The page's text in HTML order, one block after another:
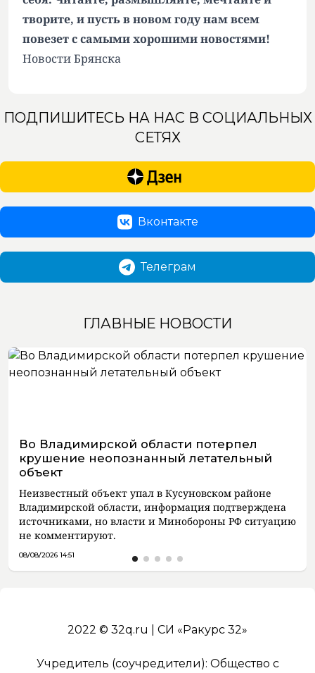
творите, и пусть в новом году нам всем
повезет с самыми хорошими новостями!
Новости Брянска
ПОДПИШИТЕСЬ НА НАС В СОЦИАЛЬНЫХ
СЕТЯХ
Вконтакте
Телеграм
ГЛАВНЫЕ НОВОСТИ
Во Владимирской области потерпел
крушение неопознанный летательный
объект
Неизвестный объект упал в Кусуновском районе
Владимирской области, информация подтверждена
источниками, но власти и Минобороны РФ ситуацию
не комментируют.
08/08/2026 14:51
2022 © 32q.ru | СИ «Ракурс 32»
Учредитель (соучредители): Общество с